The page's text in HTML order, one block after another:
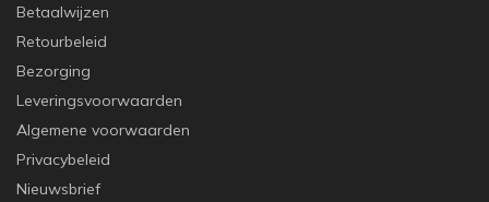
Betaalwijzen
Retourbeleid
Bezorging
Leveringsvoorwaarden
Algemene voorwaarden
Privacybeleid
Nieuwsbrief